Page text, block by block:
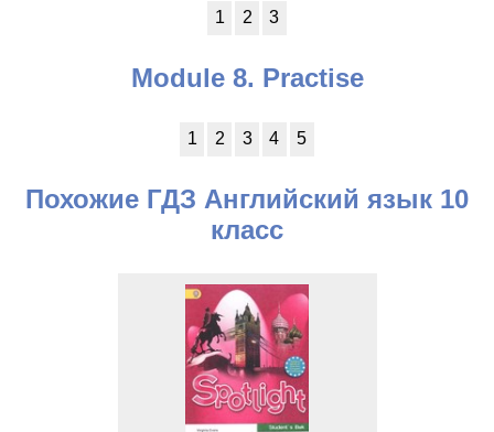
1 2 3
Module 8. Practise
1 2 3 4 5
Похожие ГДЗ Английский язык 10
класс